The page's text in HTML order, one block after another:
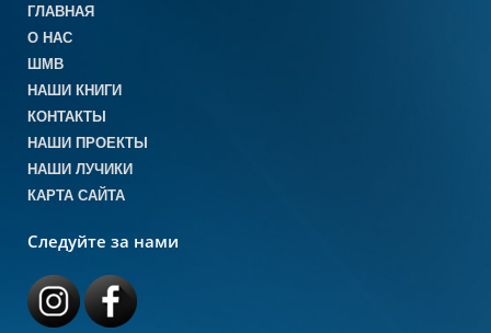
ГЛАВНАЯ
О НАС
ШМВ
НАШИ КНИГИ
КОНТАКТЫ
НАШИ ПРОЕКТЫ
НАШИ ЛУЧИКИ
КАРТА САЙТА
Следуйте за нами